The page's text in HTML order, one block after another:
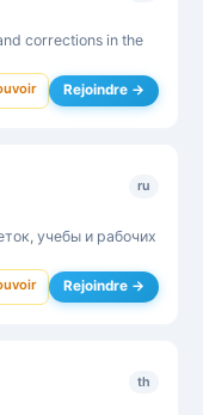
corrections in the
Rejoindre →
ru
учебы и рабочих
Rejoindre →
th